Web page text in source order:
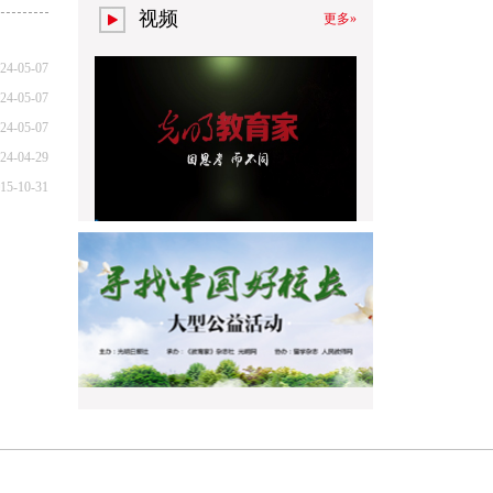
05-07
05-07
05-07
04-29
10-31
视频 更多»